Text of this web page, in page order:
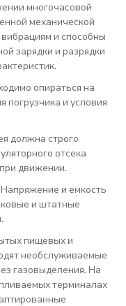
многочасовой
механической
и способны
зарядки и разрядки
опираться на
погрузчика и условия
должна строго
отсека
движении.
и емкость
и штатные
пищевых и
необслуживаемые
газовыделения. На
терминалах